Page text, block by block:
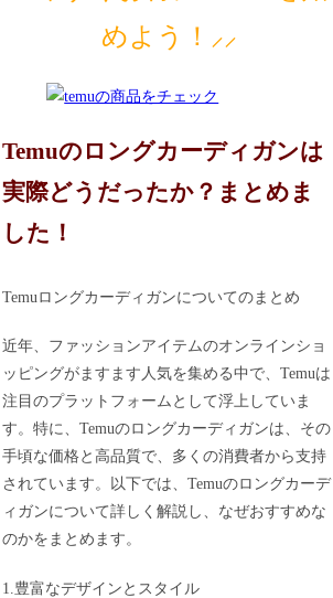
めよう！⸝⸝
Temuのロングカーディガンは
実際どうだったか？まとめま
した！
Temuロングカーディガンについてのまとめ
近年、ファッションアイテムのオンラインショ
ッピングがますます人気を集める中で、Temuは
注目のプラットフォームとして浮上していま
す。特に、Temuのロングカーディガンは、その
手頃な価格と高品質で、多くの消費者から支持
されています。以下では、Temuのロングカーデ
ィガンについて詳しく解説し、なぜおすすめな
のかをまとめます。
1.豊富なデザインとスタイル